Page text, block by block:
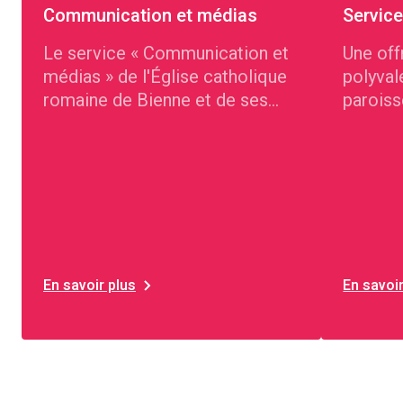
Communication et médias
Le service « Communication et
médias » de l'Église catholique
romaine de Bienne et de ses
En savoir plus
Une
En